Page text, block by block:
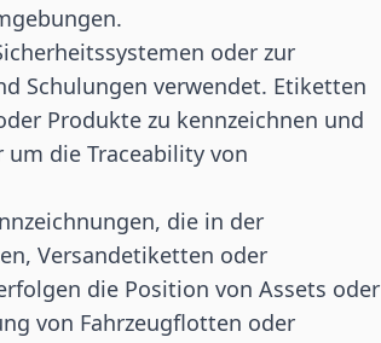
oder zur
Schulungen verwendet. Etiketten
Produkte zu kennzeichnen und
die Traceability von
die in der
Versandetiketten oder
die Position von Assets oder
von Fahrzeugflotten oder